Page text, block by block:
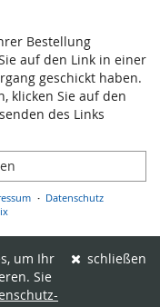
Bestellung
auf den Link in einer
geschickt haben.
klicken Sie auf den
des Links
Datenschutz
schließen
um Ihr
Sie